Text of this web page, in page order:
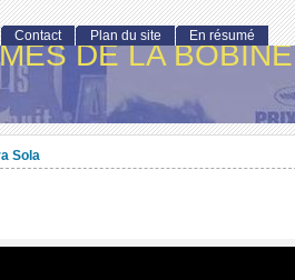
DE LA BOBINE
Sola
Contact Plan du site En résumé